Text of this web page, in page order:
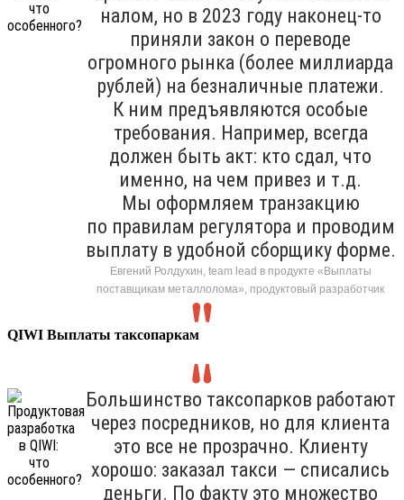
налом, но в 2023 году наконец-то
приняли закон о переводе
огромного рынка (более миллиарда
рублей) на безналичные платежи.
К ним предъявляются особые
требования. Например, всегда
должен быть акт: кто сдал, что
именно, на чем привез и т.д.
Мы оформляем транзакцию
по правилам регулятора и проводим
выплату в удобной сборщику форме.
Евгений Ролдухин, team lead в продукте «Выплаты
поставщикам металлолома», продуктовый разработчик
QIWI Выплаты таксопаркам
Большинство таксопарков работают
через посредников, но для клиента
это все не прозрачно. Клиенту
хорошо: заказал такси — списались
деньги. По факту это множество